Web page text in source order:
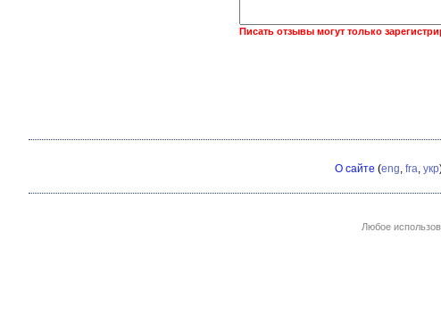
Писать отзывы могут только
О сайте (eng fra укр
Любое